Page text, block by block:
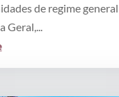
de regime
Geral,...